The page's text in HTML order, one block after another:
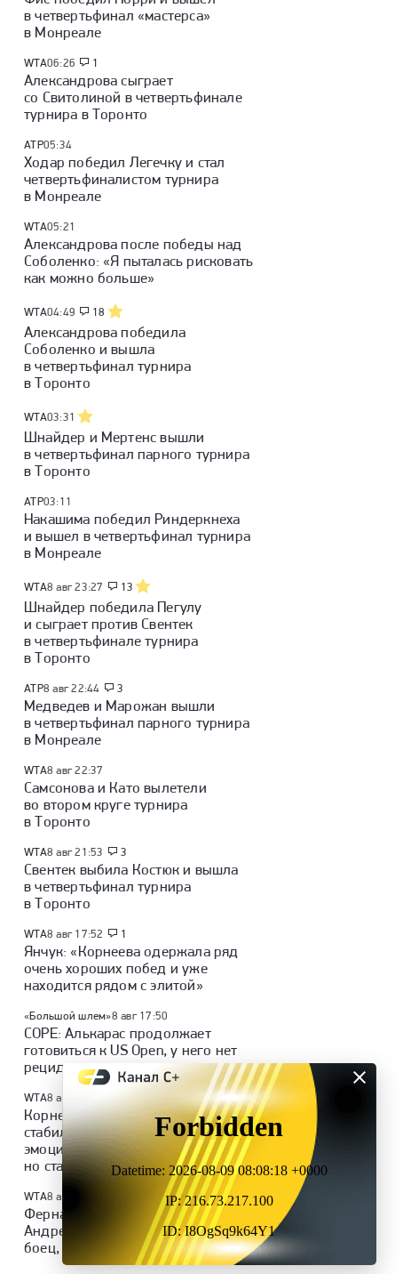
в четвертьфинал «мастерса»
в Монреале
WTA06:26 1
Александрова сыграет
со Свитолиной в четвертьфинале
турнира в Торонто
ATP05:34
Ходар победил Легечку и стал
четвертьфиналистом турнира
в Монреале
WTA05:21
Александрова после победы над
Соболенко: «Я пыталась рисковать
как можно больше»
WTA04:49 18
Александрова победила
Соболенко и вышла
в четвертьфинал турнира
в Торонто
WTA03:31
Шнайдер и Мертенс вышли
в четвертьфинал парного турнира
в Торонто
ATP03:11
Накашима победил Риндеркнеха
и вышел в четвертьфинал турнира
в Монреале
WTA8 авг 23:27 13
Шнайдер победила Пегулу
и сыграет против Свентек
в четвертьфинале турнира
в Торонто
ATP8 авг 22:44 3
Медведев и Марожан вышли
в четвертьфинал парного турнира
в Монреале
WTA8 авг 22:37
Самсонова и Като вылетели
во втором круге турнира
в Торонто
WTA8 авг 21:53 3
Свентек выбила Костюк и вышла
в четвертьфинал турнира
в Торонто
WTA8 авг 17:52 1
Янчук: «Корнеева одержала ряд
очень хороших побед и уже
находится рядом с элитой»
«Большой шлем»8 авг 17:50
COPE: Алькарас продолжает
готовиться к US Open, у него нет
рецидива травмы
WTA8 авг 11:38
Корнеева о работе над
стабильностью: «Я очень
эмоциональная девушка,
но стараюсь»
WTA8 авг 09:26
Фернандес о победе над
Андреевой в Торонто: «Мирра —
боец, она не просто так в топ-5»